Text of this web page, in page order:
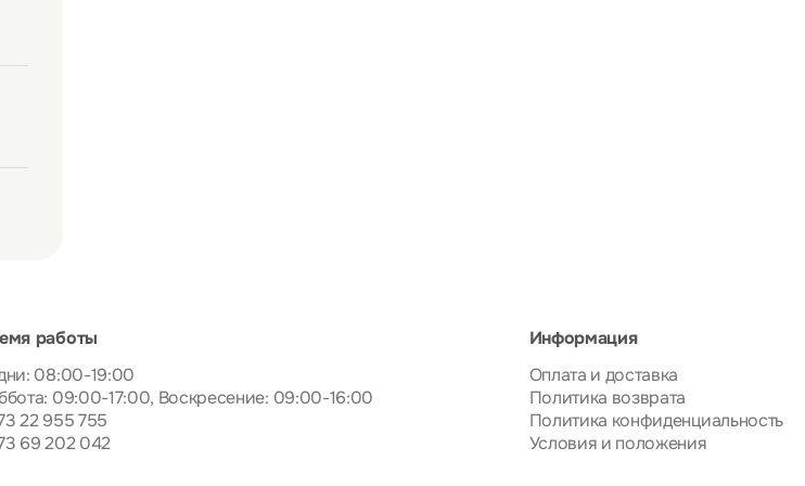
работы
08:00-19:00
09:00-17:00, Воскресение: 09:00-16:00
22 955 755
69 202 042
Информация
Оплата и доставка
Политика возврата
Политика конфиденциальность
Условия и положения